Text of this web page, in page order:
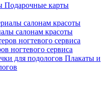
Подарочные карты
салонам красоты
ногтевого сервиса
Плакаты и